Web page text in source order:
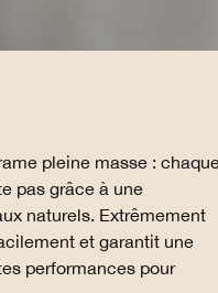
pleine masse :
pas grâce à une
naturels. Extrêmement
et garantit une
performances pour